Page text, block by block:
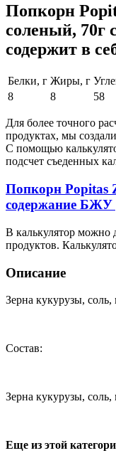
Попкорн
соленый, 70г
содержит в
Белки, г Жиры, г
8
8 58
Для более точного
продуктах, мы
С помощью
подсчет съеденных
Попкорн Popitas
содержание БЖУ
В калькулятор можно
продуктов.
Описание
Зерна кукурузы, соль,
Состав:
Зерна кукурузы, соль,
Еще из этой